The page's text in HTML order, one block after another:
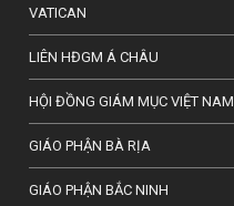
VATICAN
LIÊN HĐGM Á CHÂU
HỘI ĐỒNG GIÁM MỤC VIỆT NAM
GIÁO PHẬN BÀ RỊA
GIÁO PHẬN BẮC NINH